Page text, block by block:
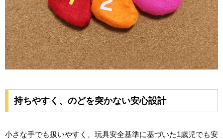
持ちやすく、のどを突かない安心設計
小さな手でも扱いやすく、玩具安全基準に基づいた1歳児でも安